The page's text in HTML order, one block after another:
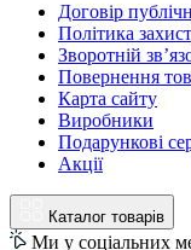
Договір
Політика
Зворотній
Повернення
Карта сайту
Виробники
Подарункові
Акції
Каталог товарів
Ми у соціальних